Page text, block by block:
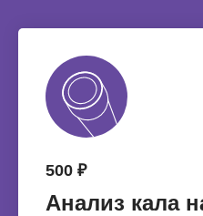
500 ₽
Анализ кала